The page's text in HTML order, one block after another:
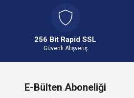
256 Bit Rapid SSL
Güvenli Alışveriş
E-Bülten Aboneliği